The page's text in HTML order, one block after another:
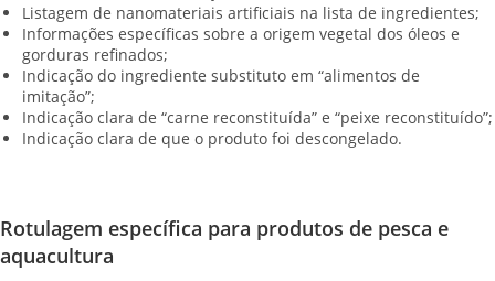
Listagem de nanomateriais artificiais na lista de ingredientes;
Informações específicas sobre a origem vegetal dos óleos e
gorduras refinados;
Indicação do ingrediente substituto em “alimentos de
imitação”;
Indicação clara de “carne reconstituída” e “peixe reconstituído”;
Indicação clara de que o produto foi descongelado.
Rotulagem específica para produtos de pesca e
aquacultura